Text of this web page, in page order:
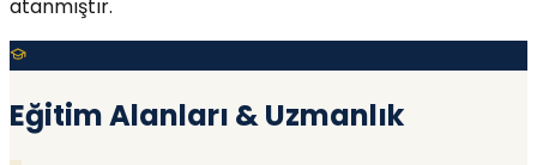
atanmıştır.
Eğitim Alanları & Uzmanlık